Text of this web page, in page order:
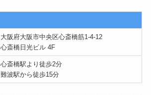
大阪府大阪市中央区心斎橋筋1-4-12
心斎橋日光ビル 4F
心斎橋駅より徒歩2分
難波駅から徒歩15分